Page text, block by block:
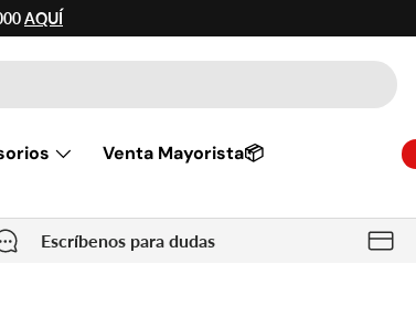
AQUÍ
Venta Mayorista📦
Escríbenos para dudas